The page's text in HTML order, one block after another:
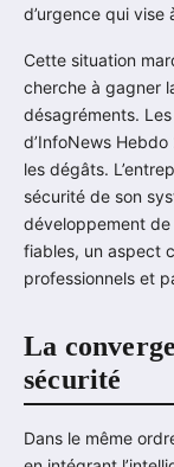
d’urgence qui
Cette situation
cherche à gagner
désagréments.
d’InfoNews
les dégâts.
sécurité de son
développement
fiables, un aspect
professionnels et
La
sécurité
Dans le même